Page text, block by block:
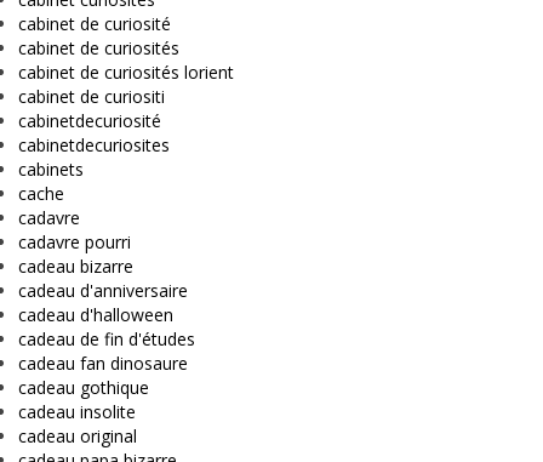
cabinet de curiosité
cabinet de curiosités
cabinet de curiosités lorient
cabinet de curiositi
cabinetdecuriosité
cabinetdecuriosites
cabinets
cache
cadavre
cadavre pourri
cadeau bizarre
cadeau d'anniversaire
cadeau d'halloween
cadeau de fin d'études
cadeau fan dinosaure
cadeau gothique
cadeau insolite
cadeau original